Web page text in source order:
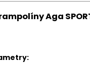
Aga